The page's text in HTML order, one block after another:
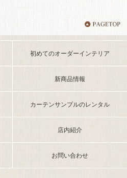
初めてのオーダーインテリア
新商品情報
カーテンサンプルのレンタル
店内紹介
お問い合わせ